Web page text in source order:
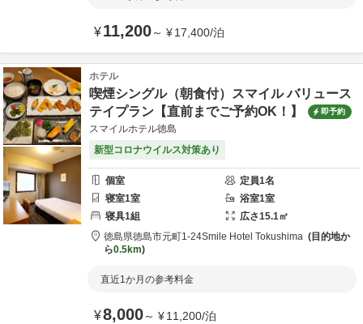
¥11,200～ ¥17,400/泊
ホテル
喫煙シングル（朝食付）スマイル バリュース
テイプラン【直前までご予約OK！】
即予約
スマイルホテル徳島
新型コロナウイルス対策あり
個室 定員1名
寝室1室 浴室1室
寝具1組 広さ15.1㎡
徳島県徳島市元町1-24Smile Hotel Tokushima
目的地か
ら0.5km
直近1か月の参考料金
¥8,000～ ¥11,200/泊